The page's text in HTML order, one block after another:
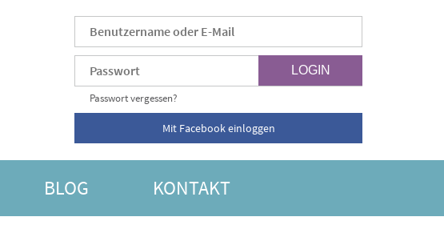
Passwort vergessen?
Mit Facebook einloggen
BLOG KONTAKT